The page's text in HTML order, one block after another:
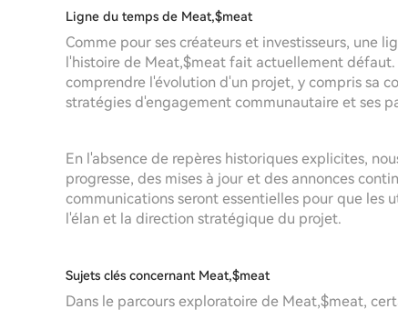
Ligne du temps de Meat,$meat
Comme pour ses créateurs et investisseurs, une
l'histoire de Meat,$meat fait actuellement
comprendre l'évolution d'un projet, y compris sa
stratégies d'engagement communautaire et ses
En l'absence de repères historiques explicites,
progresse, des mises à jour et des annonces
communications seront essentielles pour que les
l'élan et la direction stratégique du projet.
Sujets clés concernant Meat,$meat
Dans le parcours exploratoire de Meat,$meat,